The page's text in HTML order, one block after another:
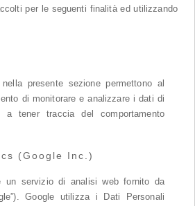
per le seguenti finalità ed utilizzando
presente sezione permettono al
di monitorare e analizzare i dati di
a tener traccia del comportamento
(Google Inc.)
un servizio di analisi web fornito da
Google utilizza i Dati Personali